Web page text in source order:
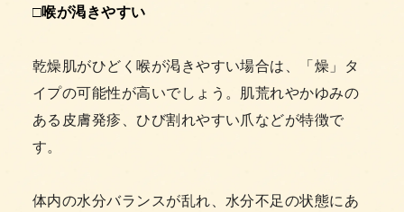
□喉が渇きやすい
乾燥肌がひどく喉が渇きやすい場合は、「燥」タ
イプの可能性が高いでしょう。肌荒れやかゆみの
ある皮膚発疹、ひび割れやすい爪などが特徴で
す。
体内の水分バランスが乱れ、水分不足の状態にあ